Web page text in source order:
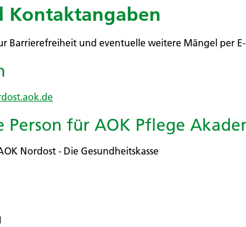
Kontaktangaben
Barrierefreiheit und eventuelle weitere Mängel per
für AOK Pflege
Nordost - Die Gesundheitskasse